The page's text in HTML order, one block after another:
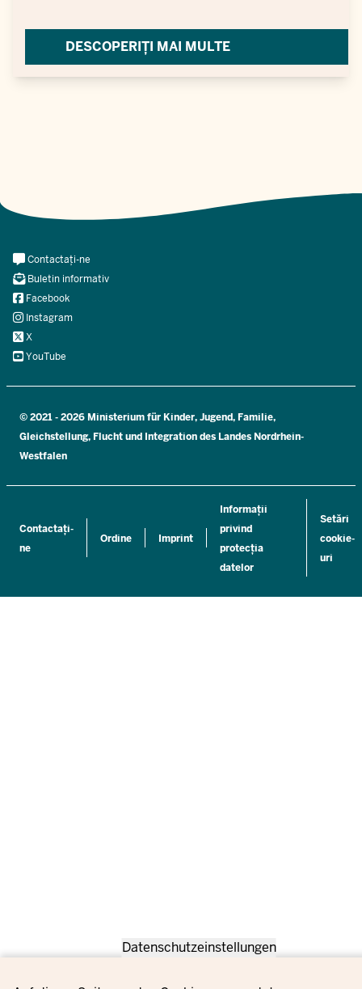
Datenschutzeinstellungen
DESCOPERIȚI MAI MULTE
Contactați-
ne
Ordine Imprint
Informații
privind
protecția
datelor
Setări
cookie-
uri
Meta
Navi
Social
Contactați-ne
Buletin informativ
Facebook
Instagram
X
YouTube
© 2021 - 2026 Ministerium für Kinder, Jugend, Familie,
Gleichstellung, Flucht und Integration des Landes Nordrhein-
Westfalen